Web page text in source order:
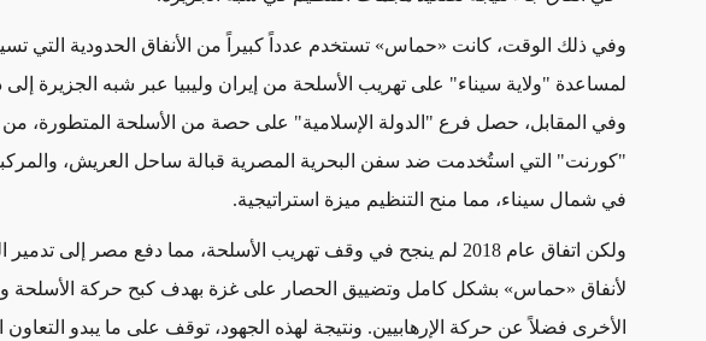
وفي ذلك الوقت، كانت «حماس» تستخدم عدداً كبيراً من الأنفاق الحدودية التي
لمساعدة "ولاية سيناء" على تهريب الأسلحة من إيران وليبيا عبر شبه الجزيرة
وفي المقابل، حصل فرع "الدولة الإسلامية" على حصة من الأسلحة المتطورة، من
"كورنت" التي استُخدمت ضد سفن البحرية المصرية قبالة ساحل العريش،
في شمال سيناء، مما منح التنظيم ميزة استراتيجية.
ولكن اتفاق عام 2018 لم ينجح في وقف تهريب الأسلحة، مما دفع مصر إلى تدمير
لأنفاق «حماس» بشكل كامل وتضييق الحصار على غزة بهدف كبح حركة الأسلحة
الأخرى فضلاً عن حركة الإرهابيين. ونتيجة لهذه الجهود، توقف على ما يبدو التعاون